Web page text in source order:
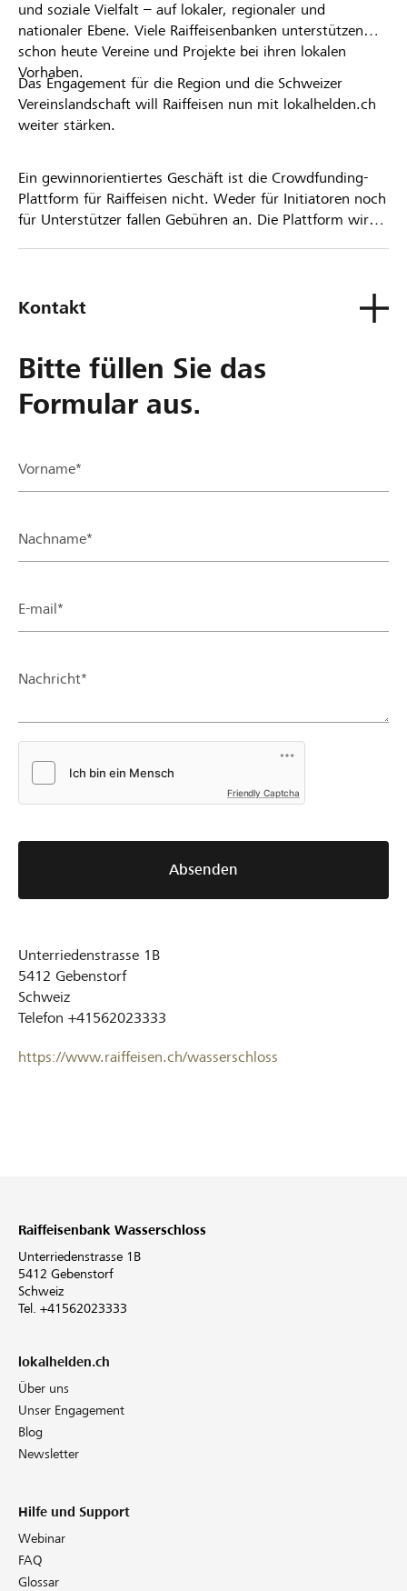
und soziale Vielfalt – auf lokaler, regionaler und
nationaler Ebene. Viele Raiffeisenbanken unterstützen
schon heute Vereine und Projekte bei ihren lokalen
Vorhaben.
Das Engagement für die Region und die Schweizer
Vereinslandschaft will Raiffeisen nun mit lokalhelden.ch
weiter stärken.
Ein gewinnorientiertes Geschäft ist die Crowdfunding-
Plattform für Raiffeisen nicht. Weder für Initiatoren noch
für Unterstützer fallen Gebühren an. Die Plattform wird
Kontakt
Bitte füllen Sie das
Formular aus.
Vorname*
Nachname*
E-mail*
Nachricht*
Friendly Captcha
Absenden
Unterriedenstrasse 1B
5412 Gebenstorf
Schweiz
Telefon +41562023333
https://www.raiffeisen.ch/wasserschloss
Raiffeisenbank Wasserschloss
Unterriedenstrasse 1B
5412 Gebenstorf
Schweiz
Tel. +41562023333
lokalhelden.ch
Über uns
Unser Engagement
Blog
Newsletter
Hilfe und Support
Webinar
FAQ
Glossar